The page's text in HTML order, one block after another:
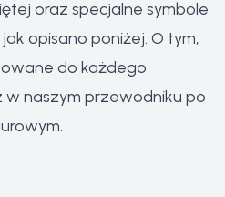
oraz specjalne symbole
opisano poniżej. O tym,
do każdego
w naszym przewodniku po
.